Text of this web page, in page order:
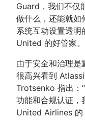
Guard，我们不仅
做什么，还能就
系统互动设置透明
United 的好管家
由于安全和治理
很高兴看到
Trotsenko 指出：
功能和合规认证，
United Airlines 的